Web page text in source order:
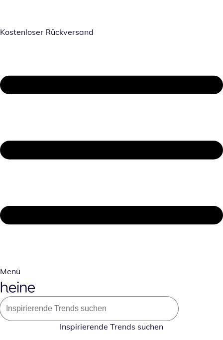
Kostenloser Rückversand
Menü
Inspirierende Trends suchen